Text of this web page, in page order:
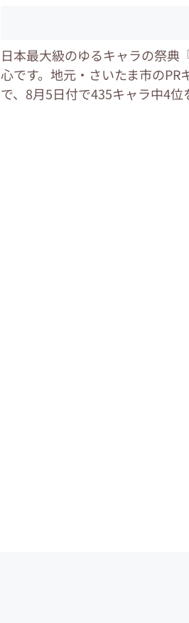
日本最大級のゆるキャラの祭典
心です。地元・さいたま市の
で、8月5日付で435キャラ中4